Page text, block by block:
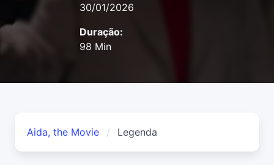
30/01/2026
Duração:
98 Min
Aida, the Movie Legenda